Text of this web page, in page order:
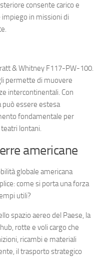
consente carico e
impiego in missioni di
& Whitney F117-PW-100.
permette di muovere
intercontinentali. Con
può essere estesa
fondamentale per
lontani.
americane
globale americana
come si porta una forza
utili?
spazio aereo del Paese, la
rotte e voli cargo che
ricambi e materiali
il trasporto strategico